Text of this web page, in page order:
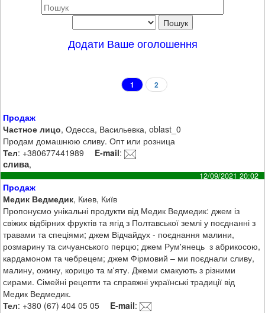
Додати Ваше оголошення
1 2
Продаж
Частное лицо, Одесса, Васильевка, oblast_0
Продам домашнюю сливу. Опт или розница
Тел: +380677441989 E-mail:
слива,
12/09/2021 20:02
Продаж
Медик Ведмедик, Киев, Київ
Пропонуємо унікальні продукти від Медик Ведмедик: джем із
свіжих відбірних фруктів та ягід з Полтавської землі у поєднанні з
травами та спеціями; джем Відчайдух - поєднання малини,
розмарину та сичуанського перцю; джем Рум'янець з абрикосою,
кардамоном та чебрецем; джем Фірмовий – ми поєднали сливу,
малину, ожину, корицю та м'яту. Джеми смакують з різними
сирами. Сімейні рецепти та справжні українські традиції від
Медик Ведмедик.
Тел: +380 (67) 404 05 05 E-mail: